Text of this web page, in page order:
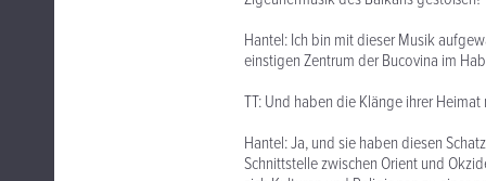
Hantel: Ich bin mit dieser Musik
einstigen Zentrum der Bucovina im
TT: Und haben die Klänge ihrer
Hantel: Ja, und sie haben diesen
Schnittstelle zwischen Orient und